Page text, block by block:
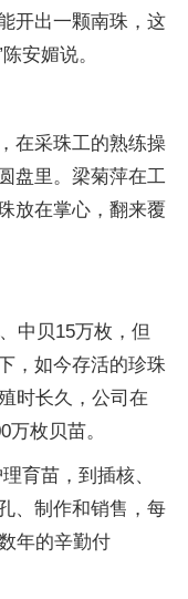
开出一颗南珠，这
安媚说。
在采珠工的熟练操
盘里。梁菊萍在工
放在掌心，翻来覆
中贝15万枚，但
，如今存活的珍珠
时长久，公司在
枚贝苗。
育苗，到插核、
、制作和销售，每
年的辛勤付